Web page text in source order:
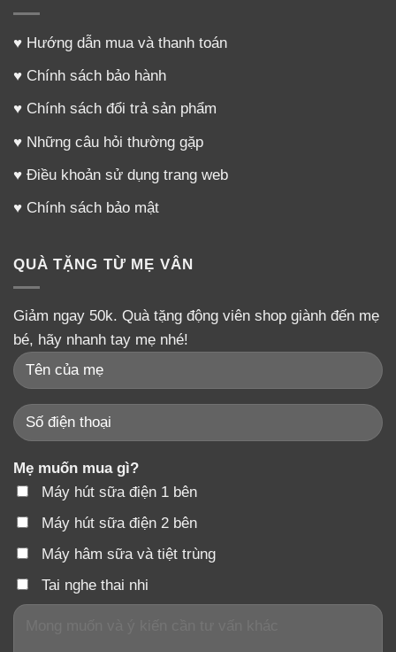
CÔNG DỤNG
lên chỉ sau 3 – 10 ngày sử dụng tuỳ cơ địa của mỗi mẹ.
– Giúp cải thiện chất lượng sữa mẹ: sữa đặc,thơm,vàng và
– Làm mát sữa,giúp con tiêu hoá tốt hơn,tránh táo bón và
ngon ngủ ngon hơn.
CƠ CHẾ, TÁC DỤNG CỦA LỢI SỮA MỘC
TIÊN
♥ Hướng dẫn mua và thanh toán
♥ Chính sách bảo hành
♥ Chính sách đổi trả sản phẩm
♥ Những câu hỏi thường gặp
♥ Điều khoản sử dụng trang web
♥ Chính sách bảo mật
QUÀ TẶNG TỪ MẸ VÂN
Giảm ngay 50k. Quà tặng động viên shop giành đến mẹ
bé, hãy nhanh tay mẹ nhé!
Mẹ muốn mua gì?
Máy hút sữa điện 1 bên
Máy hút sữa điện 2 bên
Máy hâm sữa và tiệt trùng
Tai nghe thai nhi